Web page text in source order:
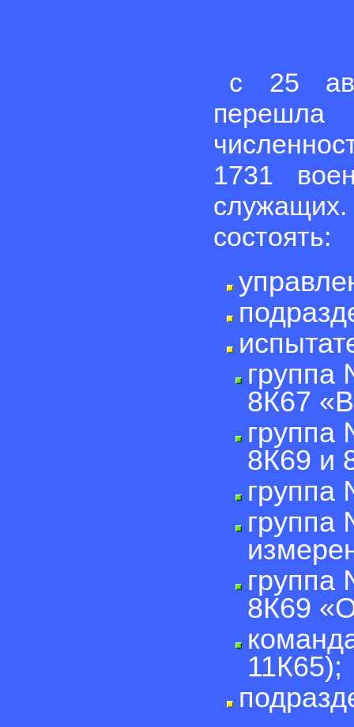
с 25
1731
состоять:
группа
8К67
группа
8К69 и
группа
группа
группа
8К69
11К65);